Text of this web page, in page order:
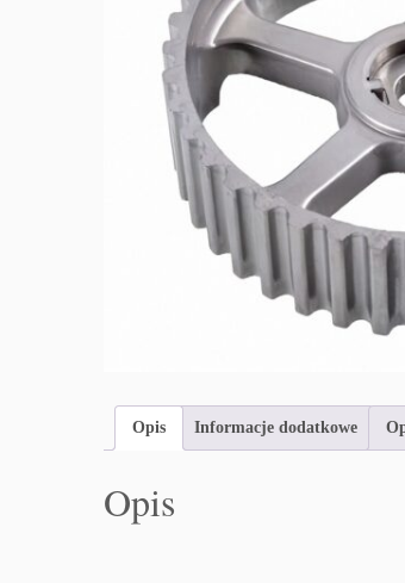
Opis Informacje dodatkowe
Opis